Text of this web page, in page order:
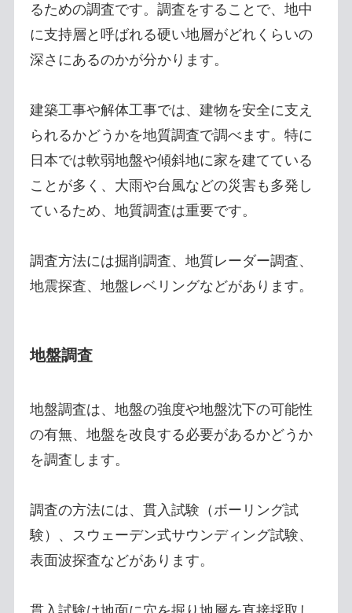
るための調査です。調査をすることで、地中
に支持層と呼ばれる硬い地層がどれくらいの
深さにあるのかが分かります。
建築工事や解体工事では、建物を安全に支え
られるかどうかを地質調査で調べます。特に
日本では軟弱地盤や傾斜地に家を建てている
ことが多く、大雨や台風などの災害も多発し
ているため、地質調査は重要です。
調査方法には掘削調査、地質レーダー調査、
地震探査、地盤レベリングなどがあります。
地盤調査
地盤調査は、地盤の強度や地盤沈下の可能性
の有無、地盤を改良する必要があるかどうか
を調査します。
調査の方法には、貫入試験（ボーリング試
験）、スウェーデン式サウンディング試験、
表面波探査などがあります。